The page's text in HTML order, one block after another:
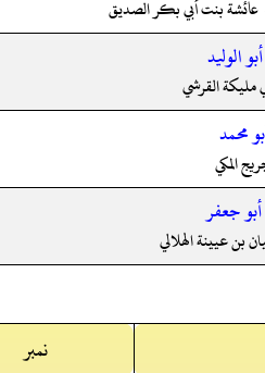
عائشة بنت أبي بكر الصديق
الوليد
مليكة القرشي
محمد
المكي
جعفر
عيينة الهلالي
نمبر